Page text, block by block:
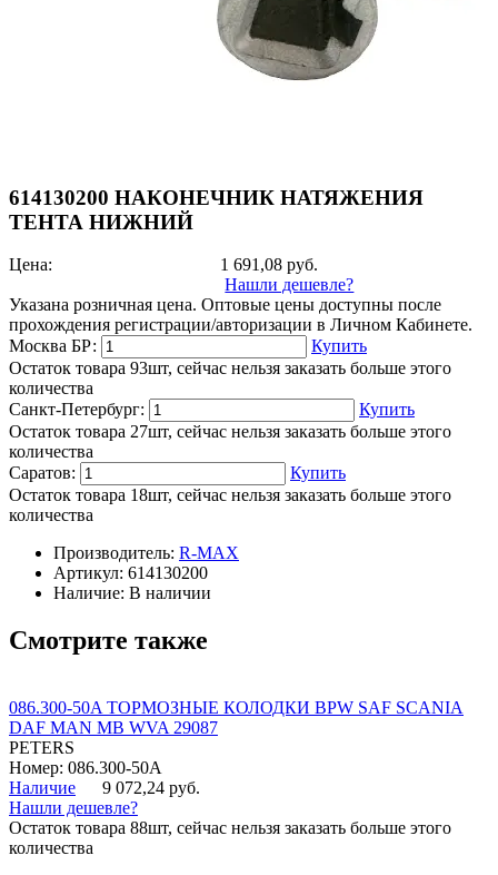
614130200 НАКОНЕЧНИК НАТЯЖЕНИЯ
ТЕНТА НИЖНИЙ
Цена: 1 691,08руб.
Нашли дешевле?
Указана розничная цена. Оптовые цены доступны после
прохождения регистрации/авторизации в Личном Кабинете.
Москва БР:
Купить
Остаток товара 93шт, сейчас нельзя заказать больше этого
количества
Санкт-Петербург:
Купить
Остаток товара 27шт, сейчас нельзя заказать больше этого
количества
Саратов:
Купить
Остаток товара 18шт, сейчас нельзя заказать больше этого
количества
Производитель: R-MAX
Артикул: 614130200
Наличие: В наличии
Смотрите также
086.300-50A ТОРМОЗНЫЕ КОЛОДКИ BPW SAF SCANIA
DAF MAN MB WVA 29087
PETERS
Номер: 086.300-50A
Наличие
9 072,24 руб.
Нашли дешевле?
Остаток товара 88шт, сейчас нельзя заказать больше этого
количества